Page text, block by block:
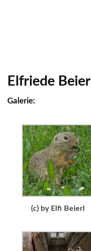
Elfriede Beierl
Galerie:
(c) by Elfi Beierl